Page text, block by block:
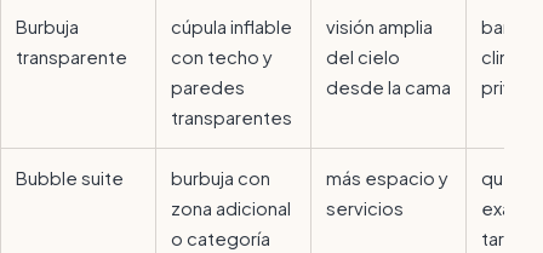
Burbuja
transparente
cúpula inflable
con techo y
paredes
transparentes
visión amplia
del cielo
desde la cama
baño
Bubble suite
burbuja con
zona adicional
o categoría
más espacio y
servicios
qué
tarifa